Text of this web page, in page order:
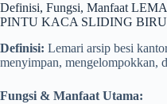
Definisi, Fungsi, Manfaat
PINTU KACA SLIDING
Definisi: Lemari arsip besi
menyimpan, mengelompokkan,
Fungsi & Manfaat Utama: